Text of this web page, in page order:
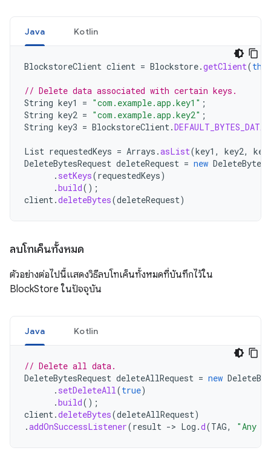
Java Kotlin
BlockstoreClient client = Blockstore.getClient(this
// Delete data associated with certain keys.
String key1 = "com.example.app.key1" ;
String key2 = "com.example.app.key2" ;
String key3 = BlockstoreClient.
List requestedKeys = Arrays .asList(key1 , key2,
DeleteBytesRequest deleteRequest = new
. setKeys(requestedKeys)
.build();
client.deleteBytes(deleteRequest)
ลบโทเค็นทั้งหมด
ตัวอย่างต่อไปนี้แสดงวิธีลบโทเค็นทั้งหมดที่บันทึกไว้ใน
BlockStore ในปัจจุบัน
Java Kotlin
// Delete all data.
DeleteBytesRequest deleteAllRequest = new
. setDeleteAll(true)
.build();
client.deleteBytes(deleteAllRequest)
.addOnSuccessListener(result -> Log .d(TAG, "Any